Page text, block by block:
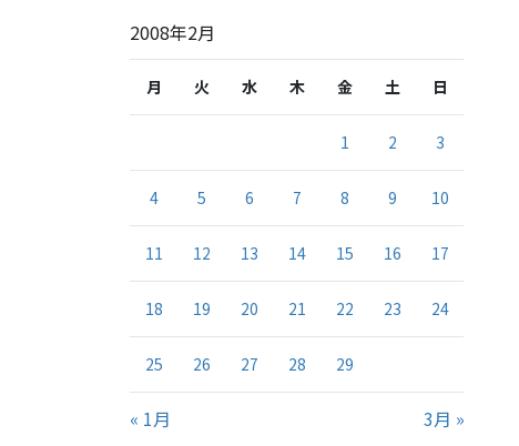
2008年2月
月 火 水 木 金 土 日
1 2 3
4 5 6 7 8 9 10
11 12 13 14 15 16 17
18 19 20 21 22 23 24
25 26 27 28 29
« 1月 3月 »